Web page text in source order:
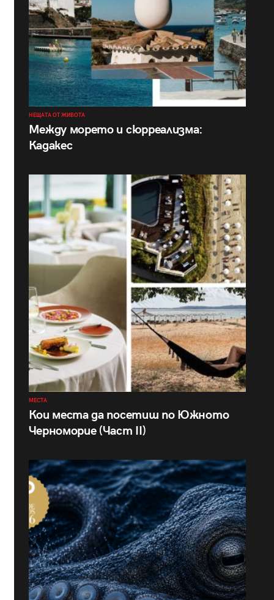
НЕЩАТА ОТ ЖИВОТА
Между морето и сюрреализма:
Кадакес
МЕСТА
Кои места да посетиш по Южното
Черноморие (Част II)